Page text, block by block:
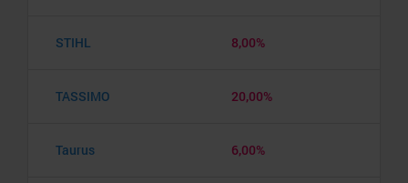
STIHL 8,00%
TASSIMO 20,00%
Taurus 6,00%